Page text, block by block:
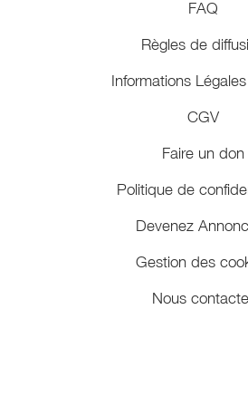
FAQ
Règles de
Informations
CGV
Faire un don
Politique de
Devenez
Gestion des
Nous